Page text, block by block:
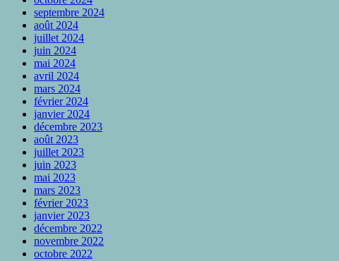
septembre 2024
août 2024
juillet 2024
juin 2024
mai 2024
avril 2024
mars 2024
février 2024
janvier 2024
décembre 2023
août 2023
juillet 2023
juin 2023
mai 2023
mars 2023
février 2023
janvier 2023
décembre 2022
novembre 2022
octobre 2022